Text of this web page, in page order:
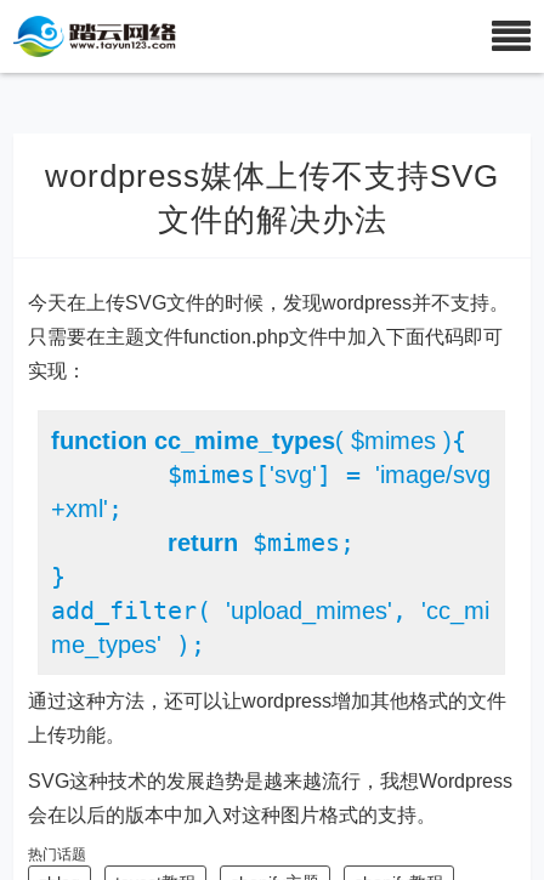
wordpress媒体上传不支持SVG
文件的解决办法
今天在上传SVG文件的时候，发现wordpress并不支持。
只需要在主题文件function.php文件中加入下面代码即可
实现：
function cc_mime_types( $mimes ){
	$mimes[
'svg'] = 'image/svg
+xml' ;
return
$mimes;
}
add_filter( 'upload_mimes' , 'cc_mi
me_types'
);
通过这种方法，还可以让wordpress增加其他格式的文件
上传功能。
SVG这种技术的发展趋势是越来越流行，我想Wordpress
会在以后的版本中加入对这种图片格式的支持。
热门话题